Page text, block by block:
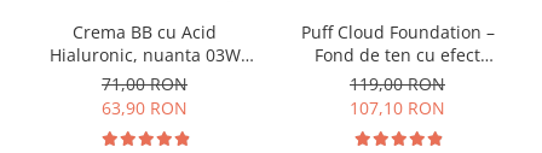
Crema BB cu Acid
Hialuronic, nuanta 03W
NATURAL 30ml
71,00 RON
63,90 RON
Puff Cloud Foundation –
Fond de ten cu efect
natural
119,00 RON
107,10 RON